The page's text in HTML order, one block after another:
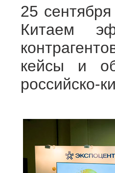
25
Китаем
кейсы и
российско-